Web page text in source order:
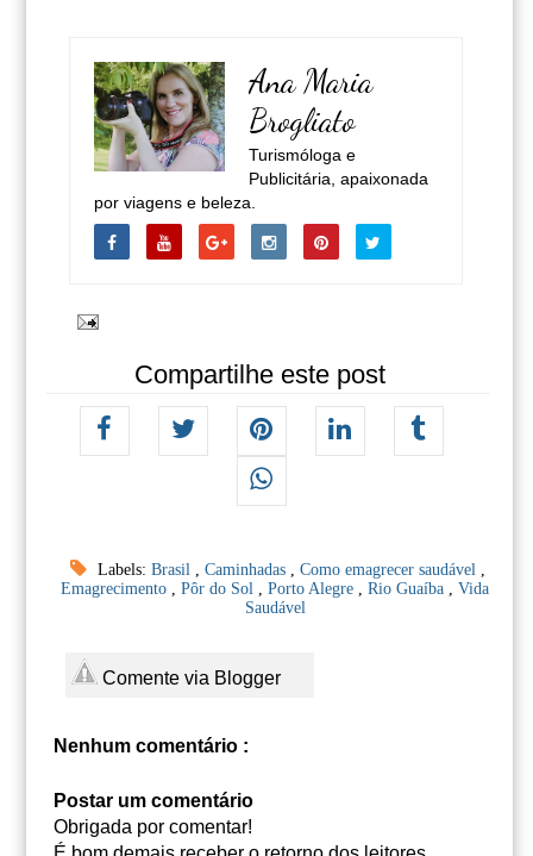
Ana Maria
Brogliato
Turismóloga e
Publicitária, apaixonada
por viagens e beleza.
Compartilhe este post
Labels: Brasil Caminhadas Como emagrecer saudável
Emagrecimento
Pôr do Sol Porto Alegre Rio Guaíba
Vida
Saudável
Comente via Blogger
Nenhum comentário :
Postar um comentário
Obrigada por comentar!